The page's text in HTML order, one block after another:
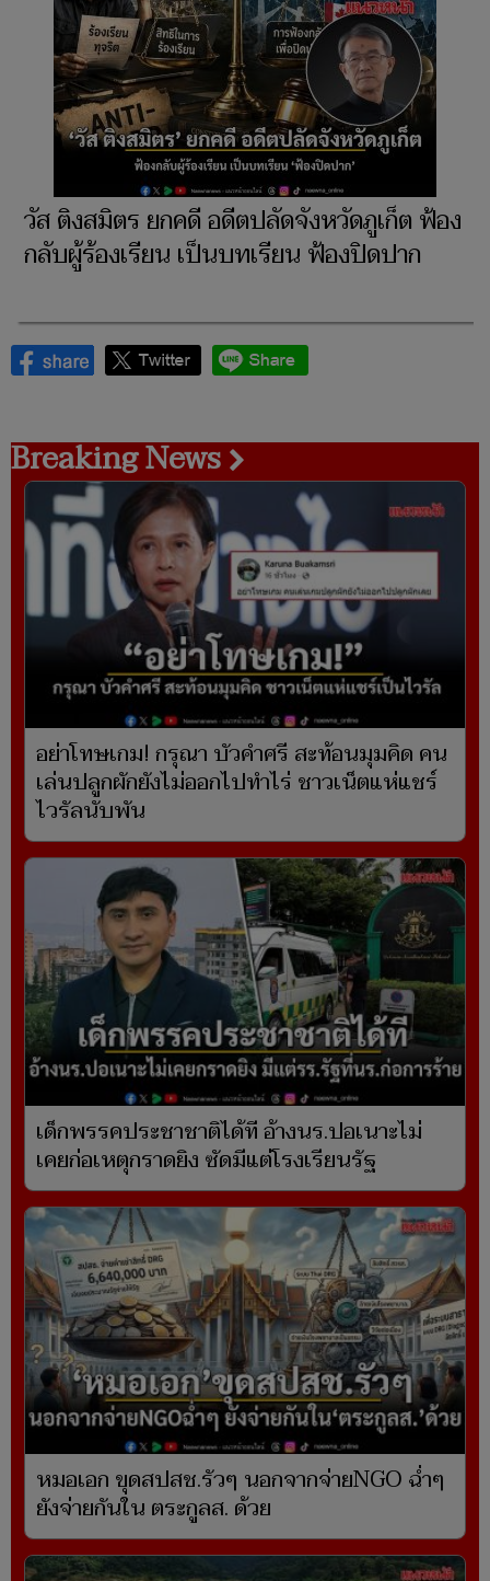
วัส ติงสมิตร ยกคดี อดีตปลัดจังหวัดภูเก็ต ฟ้อง
กลับผู้ร้องเรียน เป็นบทเรียน ฟ้องปิดปาก
Breaking News
อย่าโทษเกม! กรุณา บัวคำศรี สะท้อนมุมคิด คน
เล่นปลูกผักยังไม่ออกไปทำไร่ ชาวเน็ตแห่แชร์
ไวรัลนับพัน
เด็กพรรคประชาชาติได้ที อ้างนร.ปอเนาะไม่
เคยก่อเหตุกราดยิง ซัดมีแต่โรงเรียนรัฐ
หมอเอก ขุดสปสช.รัวๆ นอกจากจ่ายNGO ฉ่ำๆ
ยังจ่ายกันใน ตระกูลส. ด้วย